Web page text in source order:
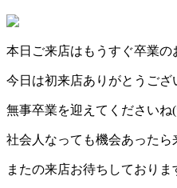
本日ご来店はもうすぐ卒業
今日は初来店ありがとうござ
無事卒業を迎えてください
社会人なっても機会あったら
またの来店お待ちしておりま